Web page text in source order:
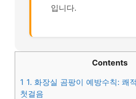
입니다.
Contents
1 1. 화장실 곰팡이 예방수칙: 쾌
첫걸음